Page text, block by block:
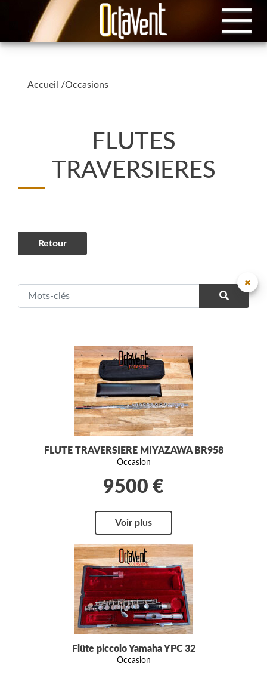
Accueil /Occasions
FLUTES
TRAVERSIERES
Retour
FLUTE TRAVERSIERE MIYAZAWA BR958
Occasion
9500 €
Voir plus
Flûte piccolo Yamaha YPC 32
Occasion